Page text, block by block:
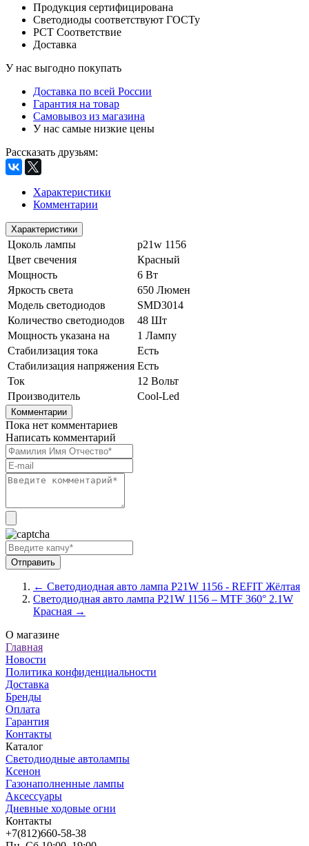
Продукция сертифицирована
Светодиоды соответствуют ГОСТу
РСТ Соответствие
Доставка
У нас выгодно покупать
Доставка по всей России
Гарантия на товар
Самовывоз из магазина
У нас самые низкие цены
Рассказать друзьям:
Характеристики
Комментарии
Характеристики
Цоколь лампы
p21w 1156
Цвет свечения
Красный
Мощность
6 Вт
Яркость света
650 Люмен
Модель светодиодов
SMD3014
Количество светодиодов
48 Шт
Мощность указана на
1 Лампу
Стабилизация тока
Есть
Стабилизация напряжения Есть
Ток
12 Вольт
Производитель
Cool-Led
Комментарии
Пока нет комментариев
Написать комментарий
← Светодиодная авто лампа P21W 1156 - REFIT Жёлтая
Светодиодная авто лампа P21W 1156 – MTF 360° 2.1W
Красная →
О магазине
Главная
Новости
Политика конфиденциальности
Доставка
Бренды
Оплата
Гарантия
Контакты
Каталог
Светодиодные автолампы
Ксенон
Газонаполненные лампы
Аксессуары
Дневные ходовые огни
Контакты
+7(812)660-58-38